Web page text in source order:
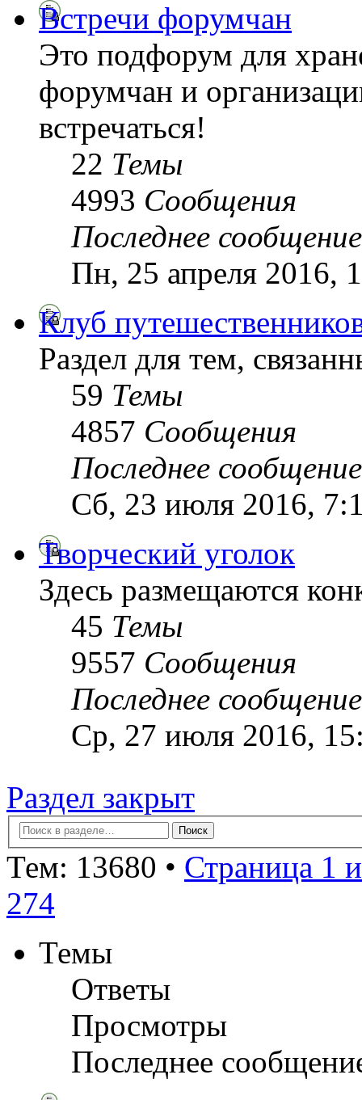
Встречи форумчан
Это подфорум для
форумчан и
встречаться!
22 Темы
4993 Сообщения
Последнее сообщение
Пн, 25 апреля 2016,
Клуб
Раздел для тем,
59 Темы
4857 Сообщения
Последнее сообщение
Сб, 23 июля 2016,
Творческий уголок
Здесь размещаются
45 Темы
9557 Сообщения
Последнее сообщение
Ср, 27 июля 2016,
Раздел закрыт
Тем: 13680 • Страница 1
274
Темы
Ответы
Просмотры
Последнее